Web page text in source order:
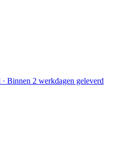
Binnen 2 werkdagen geleverd